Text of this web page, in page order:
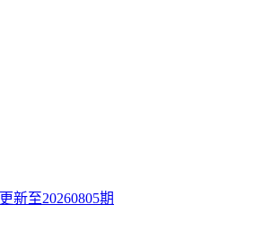
更新至20260805期